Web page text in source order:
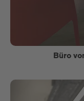
Büro